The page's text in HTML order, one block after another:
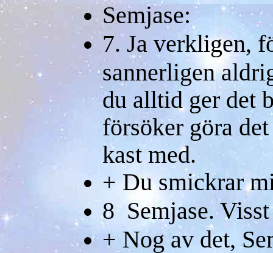
Semjase:
7. Ja verkligen,
sannerligen
du alltid ger det
försöker göra
kast med.
+ Du smickrar
8 Semjase.
+ Nog av det,